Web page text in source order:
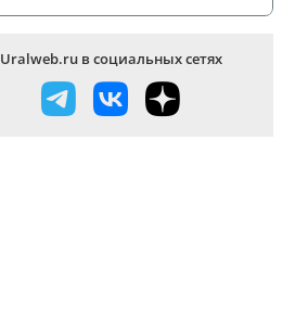
Uralweb.ru в социальных сетях